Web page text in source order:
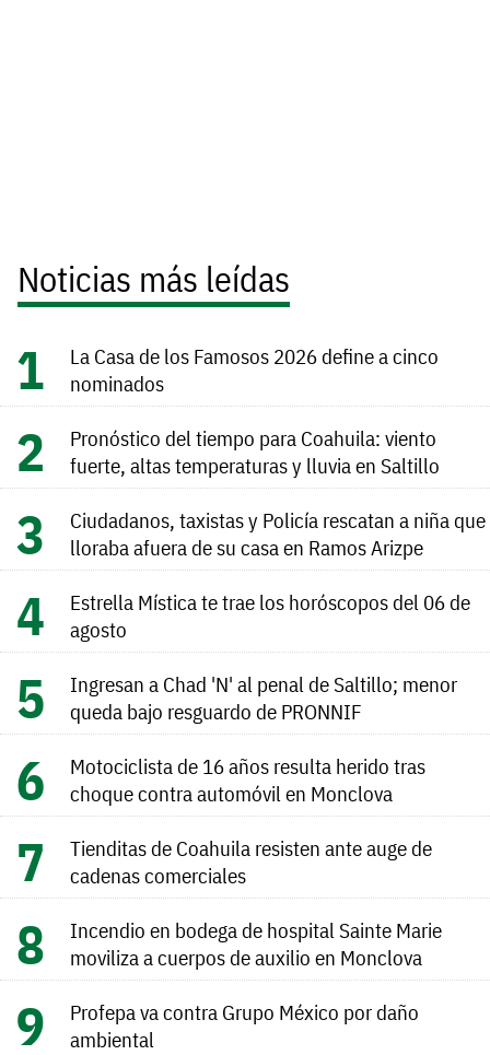
Noticias más leídas
La Casa de los Famosos 2026 define a cinco
nominados
Pronóstico del tiempo para Coahuila: viento
fuerte, altas temperaturas y lluvia en Saltillo
Ciudadanos, taxistas y Policía rescatan a niña que
lloraba afuera de su casa en Ramos Arizpe
Estrella Mística te trae los horóscopos del 06 de
agosto
Ingresan a Chad 'N' al penal de Saltillo; menor
queda bajo resguardo de PRONNIF
Motociclista de 16 años resulta herido tras
choque contra automóvil en Monclova
Tienditas de Coahuila resisten ante auge de
cadenas comerciales
Incendio en bodega de hospital Sainte Marie
moviliza a cuerpos de auxilio en Monclova
Profepa va contra Grupo México por daño
ambiental